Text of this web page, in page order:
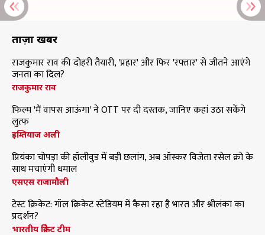
ताज़ा खबरें
राजकुमार राव की दोहरी तैयारी, 'प्रहार' और फिर 'रफ्तार' से जीतने आएंगे
जनता का दिल?
राजकुमार राव
फिल्म 'मैं वापस आऊंगा' ने OTT पर दी दस्तक, जानिए कहां उठा सकेंगे
लुत्फ
इम्तियाज अली
प्रियंका चोपड़ा की हॉलीवुड में बड़ी छलांग, अब ऑस्कर विजेता रसेल क्रो के
साथ मचाएंगी धमाल
एसएस राजामौली
टेस्ट क्रिकेट: गॉल क्रिकेट स्टेडियम में कैसा रहा है भारत और श्रीलंका का
प्रदर्शन?
भारतीय क्रिकेट टीम